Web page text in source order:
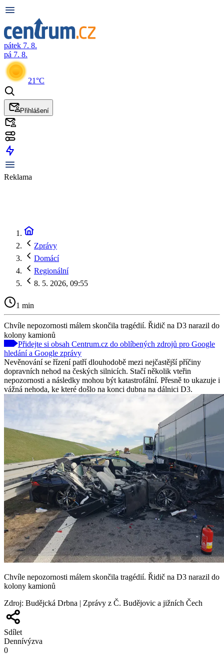
pátek 7. 8.
pá 7. 8.
21°C
Přihlášení
Reklama
Zprávy
Domácí
Regionální
8. 5. 2026, 09:55
1 min
Chvíle nepozornosti málem skončila tragédií. Řidič na D3 narazil do
kolony kamionů
Přidejte si obsah Centrum.cz do oblíbených zdrojů pro Google
hledání a Google zprávy
Nevěnování se řízení patří dlouhodobě mezi nejčastější příčiny
dopravních nehod na českých silnicích. Stačí několik vteřin
nepozornosti a následky mohou být katastrofální. Přesně to ukazuje i
vážná nehoda, ke které došlo na konci dubna na dálnici D3.
Chvíle nepozornosti málem skončila tragédií. Řidič na D3 narazil do
kolony kamionů
Zdroj: Budějcká Drbna | Zprávy z Č. Budějovic a jižních Čech
Sdílet
Dennívýzva
0